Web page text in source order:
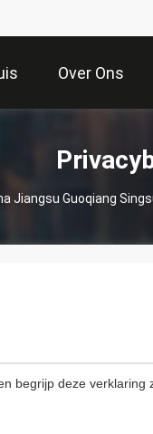
Over Ons
Jiangsu Guoqiang
begrijp deze